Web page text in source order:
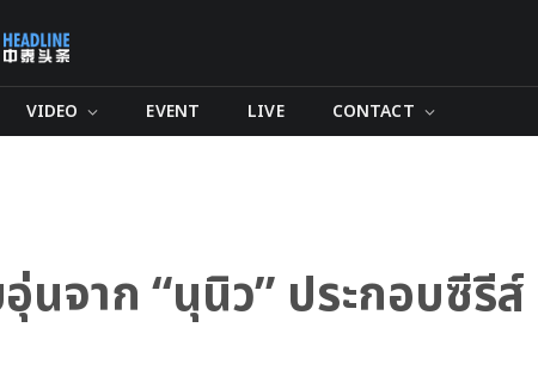
VIDEO EVENT LIVE CONTACT
จาก “นุนิว” ประกอบซีรีส์